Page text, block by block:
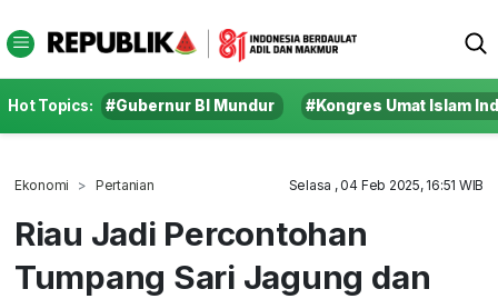
Hot Topics: #Gubernur BI Mundur #Kongres Umat Islam
Ekonomi Pertanian Selasa , 04 Feb 2025, 16:51 WIB
Riau Jadi Percontohan
Tumpang Sari Jagung dan